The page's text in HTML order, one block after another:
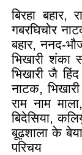
बिरहा बहार,
गबरघिचोर
बहार, ननद-
भिखारी शंका
भिखारी जै
नाटक,
राम नाम
बिदेसिया,
बूढ़शाला के
परिचय